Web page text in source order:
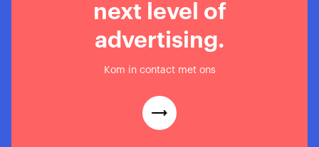
next level of
advertising.
Kom in contact met ons